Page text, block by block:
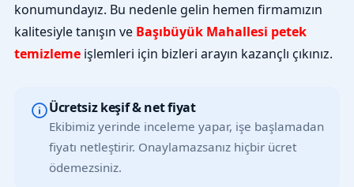
konumundayız. Bu nedenle gelin hemen firmamızın
kalitesiyle tanışın ve Başıbüyük Mahallesi petek
temizlemeişlemleri için bizleri arayın kazançlı çıkınız.
Ücretsiz keşif & net fiyat
Ekibimiz yerinde inceleme yapar, işe başlamadan
fiyatı netleştirir. Onaylamazsanız hiçbir ücret
ödemezsiniz.